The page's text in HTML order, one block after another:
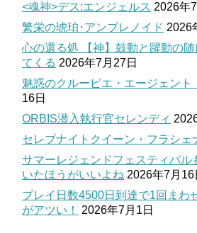
<魂神>デス:エンジェルス 2026年
繁栄の琥珀･アンブレノイド 2026
心の還る処 【神】鼓動と躍動の
てくる 2026年7月27日
魅惑のクルーピエ・エージェント
16日
ORBIS潜入執行官セレンディ
セレブナイトクイーン・フラシェ
サマーレジェンドフェスティバル
いたほうがいいよね 2026年7月16
プレイ日数4500日到達で1回まわ
がアツい！
2026年7月1日